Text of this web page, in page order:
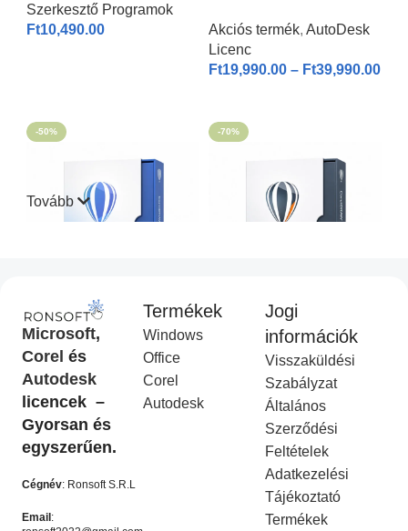
Szerkesztő Programok
Ft10,490.00
1-3 éves licenc I
Akciós termék, AutoDesk
Licenc
Ft19,990.00 – Ft39,990.00
-50%
CorelDraw Standard 2021
I
Corel Licenc
Akciós
termék
Ft19,990.00 Ft 9,990.00
KOSÁRBA HELYEZÉS
-70%
CorelDraw Technical Suite
Akciós termék
49,990.00 Ft14,990.00
KOSÁRBA HELYEZÉS
Tovább
Microsoft,
Corel és
Autodesk
licencek –
Gyorsan és
egyszerűen.
Cégnév: Ronsoft S.R.L
Email :
Termékek
Windows
Office
Corel
Autodesk
Jogi
információk
Visszaküldési
Szabályzat
Általános
Szerződési
Feltételek
Adatkezelési
Tájékoztató
Termékek